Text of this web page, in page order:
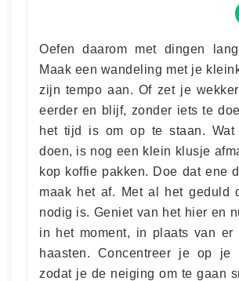
Oefen daarom met dingen
Maak een wandeling met je
zijn tempo aan. Of zet je
eerder en blijf, zonder iets te
het tijd is om op te staan.
doen, is nog een klein klusje
kop koffie pakken. Doe dat ene
maak het af. Met al het geduld
nodig is. Geniet van het hier en
in het moment, in plaats van er
haasten. Concentreer je op je
zodat je de neiging om te gaan